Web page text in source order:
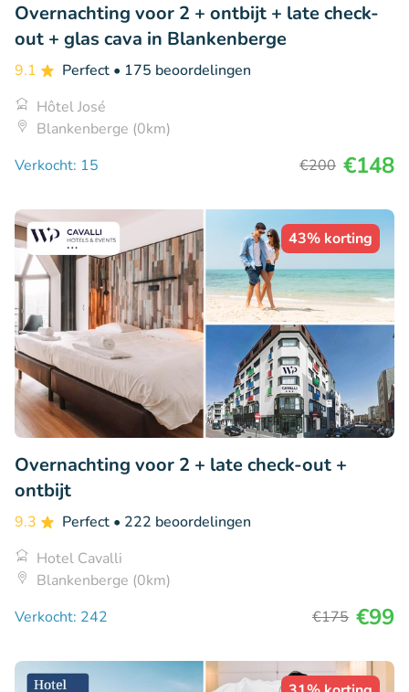
Overnachting voor 2 + ontbijt + late check-
out + glas cava in Blankenberge
9.1 Perfect • 175 beoordelingen
Hôtel José
Blankenberge (0km)
Verkocht: 15
€200 €148
43% korting
Overnachting voor 2 + late check-out +
ontbijt
9.3 Perfect • 222 beoordelingen
Hotel Cavalli
Blankenberge (0km)
Verkocht: 242
€175 €99